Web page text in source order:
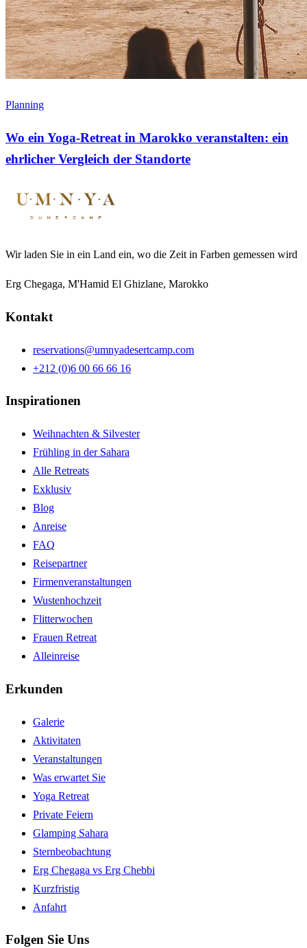
Planning
Wo ein Yoga-Retreat in Marokko veranstalten: ein
ehrlicher Vergleich der Standorte
Wir laden Sie in ein Land ein, wo die Zeit in Farben gemessen wird
Erg Chegaga, M'Hamid El Ghizlane, Marokko
Kontakt
reservations@umnyadesertcamp.com
+212 (0)6 00 66 66 16
Inspirationen
Weihnachten & Silvester
Frühling in der Sahara
Alle Retreats
Exklusiv
Blog
Anreise
FAQ
Reisepartner
Firmenveranstaltungen
Wustenhochzeit
Flitterwochen
Frauen Retreat
Alleinreise
Erkunden
Galerie
Aktivitaten
Veranstaltungen
Was erwartet Sie
Yoga Retreat
Private Feiern
Glamping Sahara
Sternbeobachtung
Erg Chegaga vs Erg Chebbi
Kurzfristig
Anfahrt
Folgen Sie Uns